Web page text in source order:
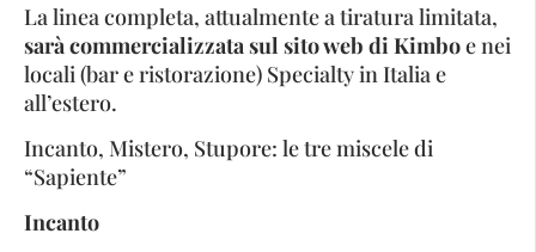
La linea completa, attualmente a tiratura limitata,
sarà commercializzata sul sito web di Kimboe nei
locali (bar e ristorazione) Specialty in Italia e
all’estero.
Incanto, Mistero, Stupore: le tre miscele di
“Sapiente”
Incanto